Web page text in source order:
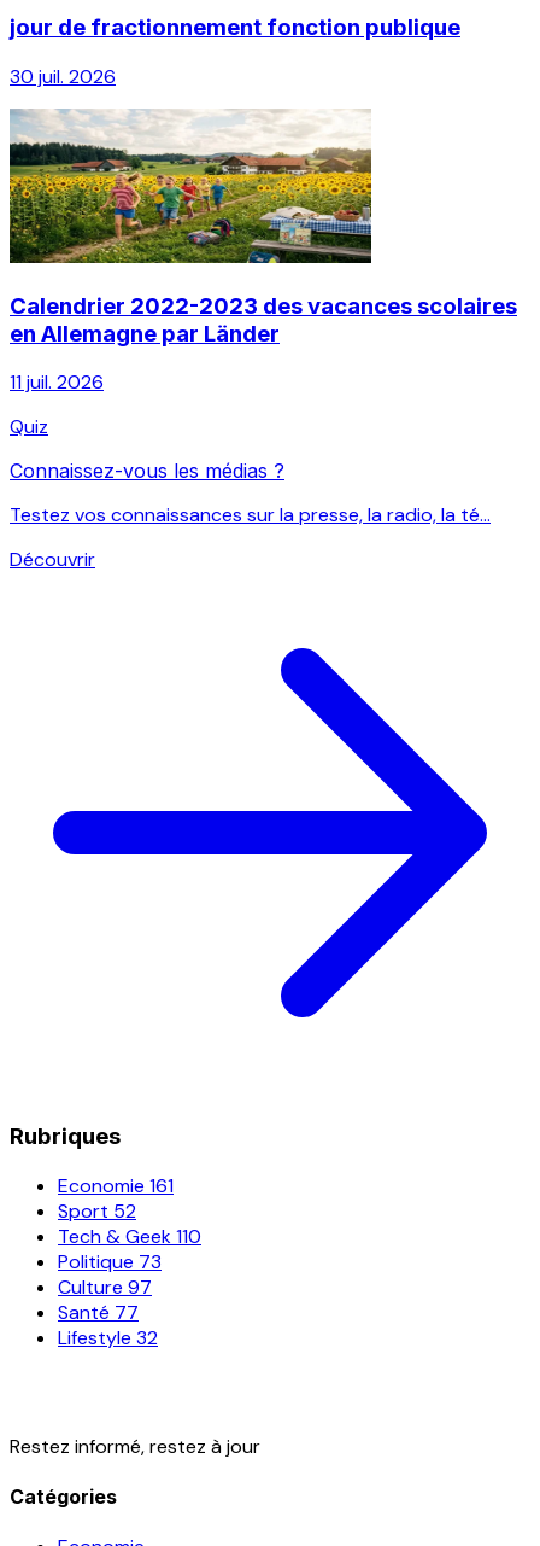
jour de fractionnement fonction publique
30 juil. 2026
Calendrier 2022-2023 des vacances scolaires
en Allemagne par Länder
11 juil. 2026
Quiz
Connaissez-vous les médias ?
Testez vos connaissances sur la presse, la radio, la té...
Découvrir
Rubriques
Economie 161
Sport 52
Tech & Geek110
Politique 73
Culture 97
Santé 77
Lifestyle 32
Restez informé, restez à jour
Catégories